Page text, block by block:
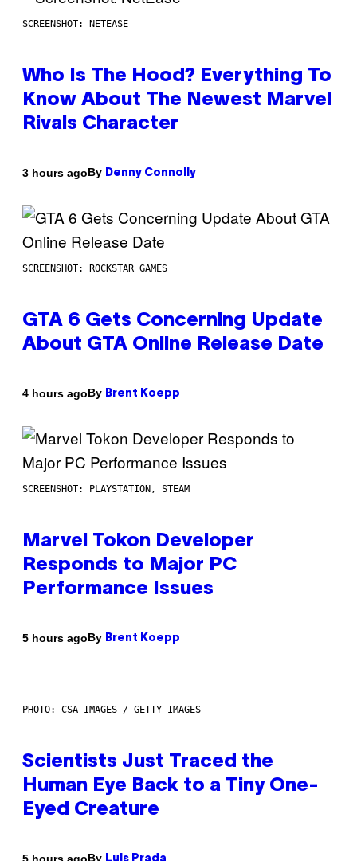
SCREENSHOT: NETEASE
Who Is The Hood? Everything To
Know About The Newest Marvel
Rivals Character
3 hours agoBy Denny Connolly
SCREENSHOT: ROCKSTAR GAMES
GTA 6 Gets Concerning Update
About GTA Online Release Date
4 hours agoBy Brent Koepp
SCREENSHOT: PLAYSTATION, STEAM
Marvel Tokon Developer
Responds to Major PC
Performance Issues
5 hours agoBy Brent Koepp
PHOTO: CSA IMAGES / GETTY IMAGES
Scientists Just Traced the
Human Eye Back to a Tiny One-
Eyed Creature
By